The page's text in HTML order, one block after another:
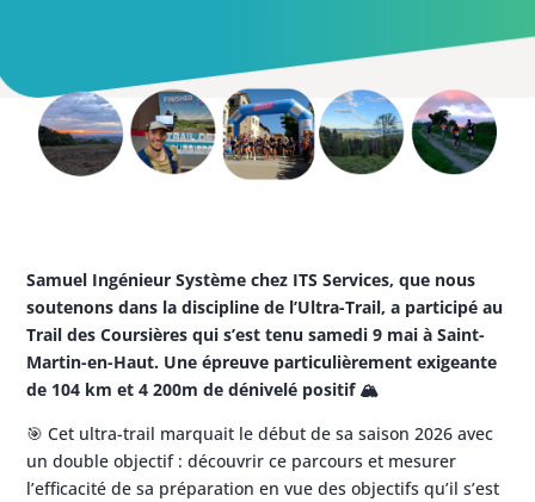
Samuel Ingénieur Système chez ITS Services, que nous
soutenons dans la discipline de l’Ultra-Trail, a participé au
Trail des Coursières qui s’est tenu samedi 9 mai à Saint-
Martin-en-Haut. Une épreuve particulièrement exigeante
de 104 km et 4 200m de dénivelé positif 🏔️
🎯 Cet ultra-trail marquait le début de sa saison 2026 avec
un double objectif : découvrir ce parcours et mesurer
l’efficacité de sa préparation en vue des objectifs qu’il s’est